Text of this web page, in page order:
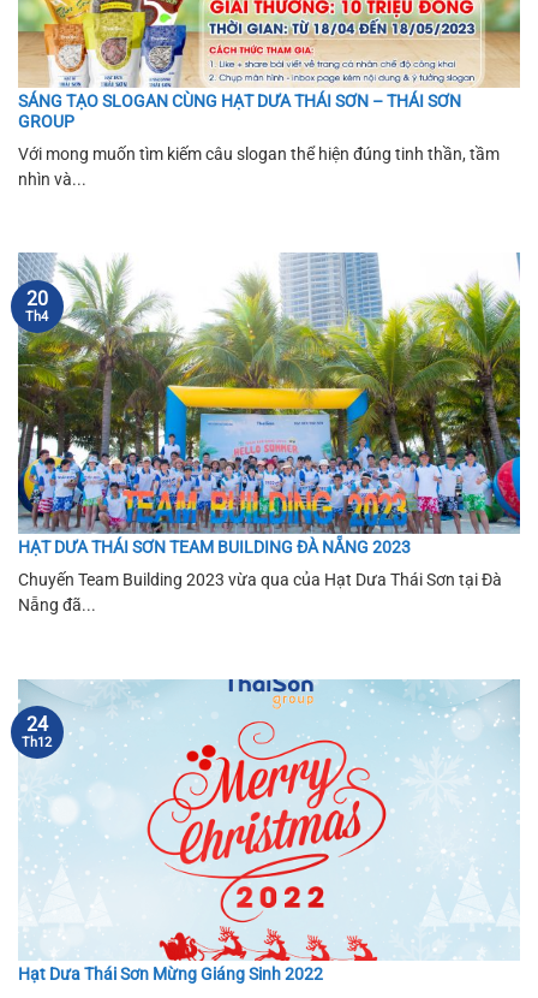
SÁNG TẠO SLOGAN CÙNG HẠT DƯA THÁI SƠN – THÁI SƠN
GROUP
Với mong muốn tìm kiếm câu slogan thể hiện đúng tinh thần, tầm
nhìn và...
HẠT DƯA THÁI SƠN TEAM BUILDING ĐÀ NẴNG 2023
Chuyến Team Building 2023 vừa qua của Hạt Dưa Thái Sơn tại Đà
Nẵng đã...
20
Th4
Hạt Dưa Thái Sơn Mừng Giáng Sinh 2022
24
Th12